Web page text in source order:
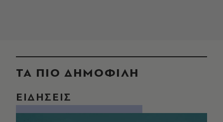
ΤΑ ΠΙΟ ΔΗΜΟΦΙΛΗ
ΕΙΔΗΣΕΙΣ